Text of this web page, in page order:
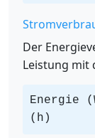
Der
Leistung mit
Energie
(h)